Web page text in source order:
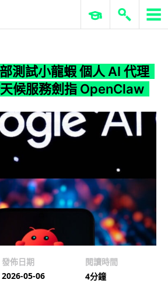
ERP 與商業 AI
測試小龍蝦 個人 AI 代理
天候服務劍指 OpenClaw
發佈日期
2026-05-06
閱讀時間
4分鐘